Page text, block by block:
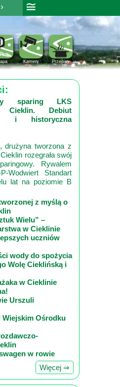
≅
Przepisy
Kamery
sparing LKS
Cieklin. Debiut
i historyczna
drużyna tworzona z
rozegrała swój
Rywalem
Standart
lat na poziomie B
z myślą o
Wielu” –
w Cieklinie
uczniów
wody do spożycia
Wolę Cieklińską i
w Cieklinie
Urszuli
Ośrodku
w rowie
Więcej ⇒